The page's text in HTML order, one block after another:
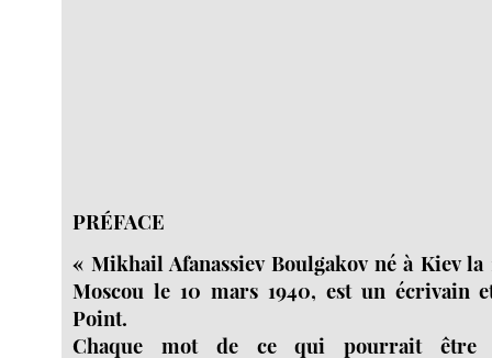
PRÉFACE
« Mikhail Afanassiev Boulgakov né à Kiev la
Moscou le 10 mars 1940, est un écrivain
Point.
Chaque mot de ce qui pourrait être